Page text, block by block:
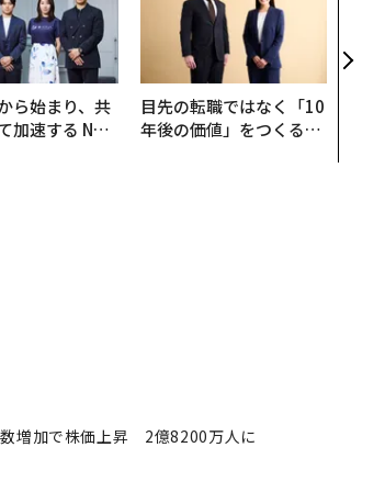
ら始まり、共
加速する NOR
目先の転職ではなく「10
年後の価値」をつくる─
増加で株価上昇 2億8200万人に